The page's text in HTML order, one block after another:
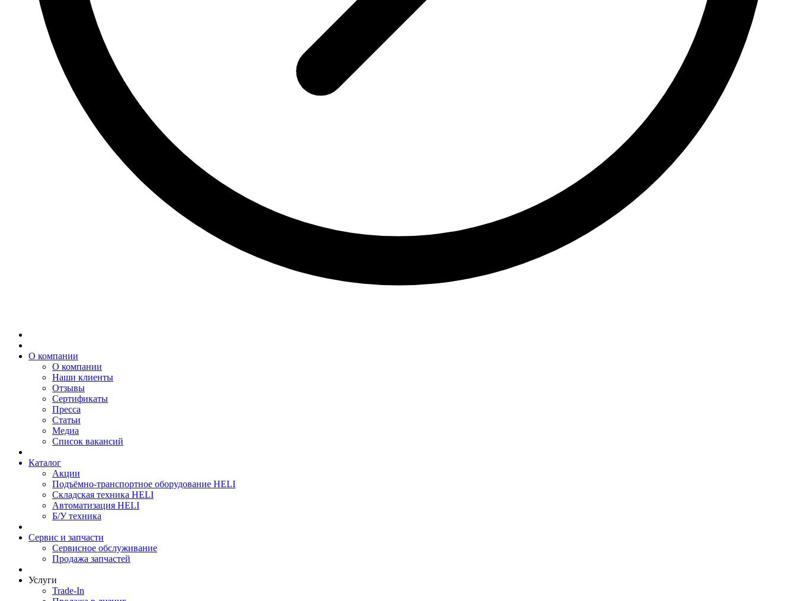
О компании
О компании
Наши клиенты
Отзывы
Сертификаты
Пресса
Статьи
Медиа
Список вакансий
Каталог
Акции
Подъёмно-транспортное оборудование HELI
Складская техника HELI
Автоматизация HELI
Б/У техника
Сервис и запчасти
Сервисное обслуживание
Продажа запчастей
Услуги
Trade-In